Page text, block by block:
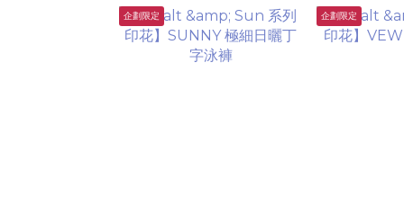
企劃限定 企劃限定